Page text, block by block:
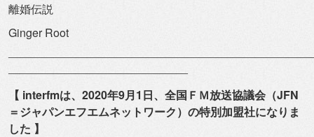
離婚伝説
Ginger Root
――――――――――――――――
【 interfmは、2020年9月1日、全国ＦＭ放送協議会（JFN
＝ジャパンエフエムネットワーク） の特別加盟社になりま
した 】